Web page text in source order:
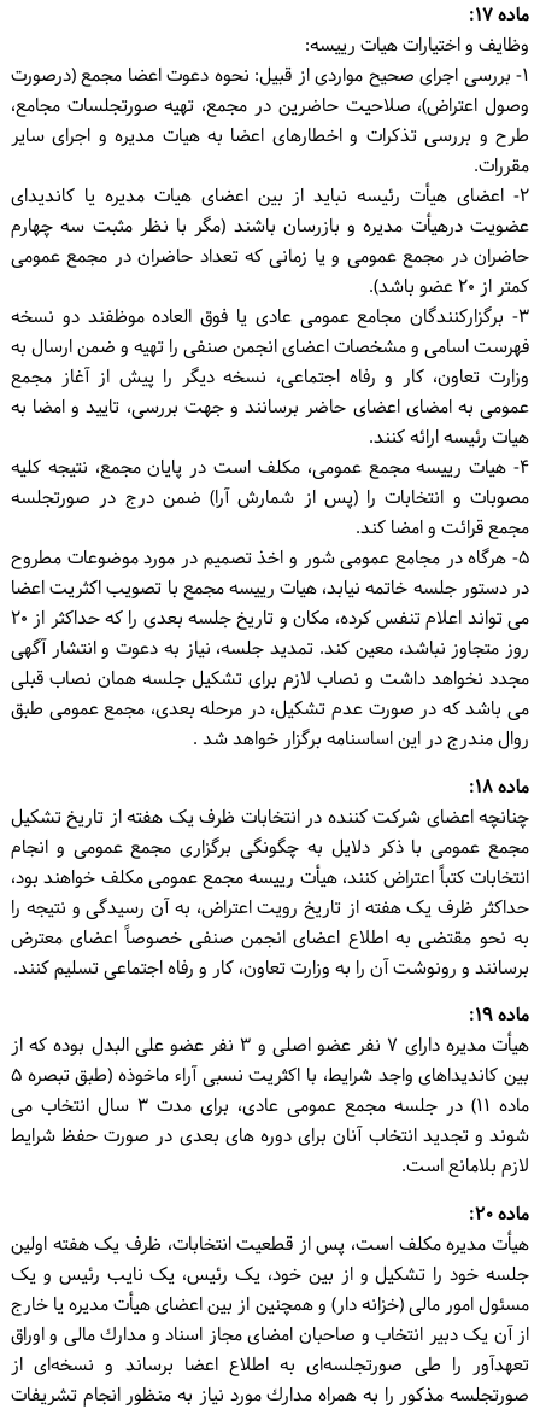
ماده ۱۷:
وظایف و اختیارات هیات رییسه:
۱- بررسی اجرای صحیح مواردی از قبیل: نحوه دعوت اعضا مجمع (درصورت
وصول اعتراض)، صلاحیت حاضرین در مجمع، تهیه صورتجلسات مجامع،
طرح و بررسی تذکرات و اخطارهای اعضا به هیات مدیره و اجرای سایر
مقررات.
۲- اعضای هیأت رئیسه نباید از بین اعضای هیات مدیره یا کاندیدای
عضویت درهیأت مدیره و بازرسان باشند (مگر با نظر مثبت سه چهارم
حاضران در مجمع عمومی و یا زمانی که تعداد حاضران در مجمع عمومی
کمتر از ۲۰ عضو باشد).
۳- برگزارکنندگان مجامع عمومی عادی یا فوق العاده موظفند دو نسخه
فهرست اسامی و مشخصات اعضای انجمن صنفی را تهیه و ضمن ارسال به
وزارت تعاون، کار و رفاه اجتماعی، نسخه دیگر را پیش از آغاز مجمع
عمومی به امضای اعضای حاضر برسانند و جهت بررسی، تایید و امضا به
هیات رئیسه ارائه کنند.
۴- هیات رییسه مجمع عمومی، مکلف است در پایان مجمع، نتیجه کلیه
مصوبات و انتخابات را (پس از شمارش آرا) ضمن درج در صورتجلسه
مجمع قرائت و امضا کند.
۵- هرگاه در مجامع عمومی شور و اخذ تصمیم در مورد موضوعات مطروح
در دستور جلسه خاتمه نیابد، هیات رییسه مجمع با تصویب اکثریت اعضا
می تواند اعلام تنفس کرده، مکان و تاریخ جلسه بعدی را که حداکثر از ۲۰
روز متجاوز نباشد، معین کند. تمدید جلسه، نیاز به دعوت و انتشار آگهی
مجدد نخواهد داشت و نصاب لازم برای تشکیل جلسه همان نصاب قبلی
می باشد که در صورت عدم تشکیل، در مرحله بعدی، مجمع عمومی طبق
روال مندرج در این اساسنامه برگزار خواهد شد .
ماده ۱۸:
چنانچه اعضای شرکت کننده در انتخابات ظرف یک هفته از تاریخ تشکیل
مجمع عمومی با ذکر دلایل به چگونگی برگزاری مجمع عمومی و انجام
انتخابات کتباً اعتراض کنند، هیأت رییسه مجمع عمومی مکلف خواهند بود،
حداکثر ظرف یک هفته از تاریخ رویت اعتراض، به آن رسیدگی و نتیجه را
به نحو مقتضی به اطلاع اعضای انجمن صنفی خصوصاً اعضای معترض
برسانند و رونوشت آن را به وزارت تعاون، کار و رفاه اجتماعی تسلیم کنند.
ماده ۱۹:
هیأت مدیره دارای ۷ نفر عضو اصلی و ۳ نفر عضو علی البدل بوده که از
بین کاندیداهای واجد شرایط، با اکثریت نسبی آراء ماخوذه (طبق تبصره ۵
ماده ۱۱) در جلسه مجمع عمومی عادی، برای مدت ۳ سال انتخاب می
شوند و تجدید انتخاب آنان برای دوره های بعدی در صورت حفظ شرایط
لازم بلامانع است.
ماده ۲۰:
هیأت مدیره مکلف است، پس از قطعیت انتخابات، ظرف یک هفته اولین
جلسه خود را تشکیل و از بین خود، یک رئیس، یک نایب رئیس و یک
مسئول امور مالی (خزانه دار) و همچنین از بین اعضای هیأت مدیره یا خارج
از آن یک دبیر انتخاب و صاحبان امضای مجاز اسناد و مدارك مالی و اوراق
تعهدآور را طی صورتجلسه‌ای به اطلاع اعضا برساند و نسخه‌ای از
صورتجلسه مذکور را به همراه مدارك مورد نیاز به منظور انجام تشریفات